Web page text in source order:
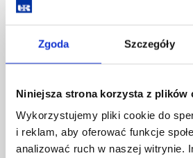
Zgoda Szczegóły
Niniejsza strona korzysta z plików
Wykorzystujemy pliki cookie do
i reklam, aby oferować funkcje
analizować ruch w naszej witrynie.
Pomiń
do
treści
Polityka prywatności
Biblioteka
Wydawnictwo
Covid info
Studia podyplomowe